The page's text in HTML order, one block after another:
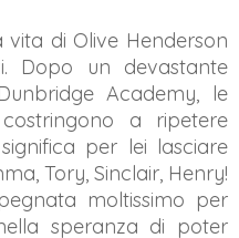
di Olive Henderson
Dopo un devastante
Academy, le
a ripetere
per lei lasciare
Tory, Sinclair, Henry!
moltissimo per
speranza di poter